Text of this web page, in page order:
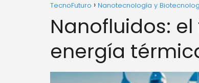
TecnoFuturo Nanotecnología y
Nanofluidos:
energía